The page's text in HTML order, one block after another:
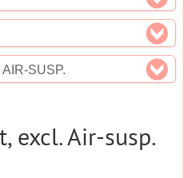
SUSP.
excl. Air-susp.